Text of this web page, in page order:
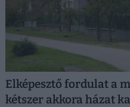
Elképesztő fordulat a
kétszer akkora házat